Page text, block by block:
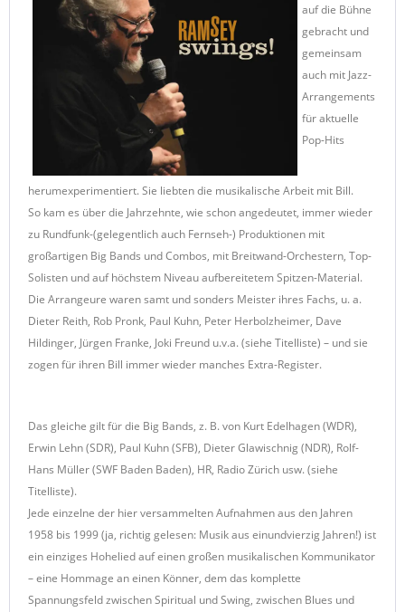
auf die Bühne
gebracht und
gemeinsam
auch mit Jazz-
Arrangements
für aktuelle
Pop-Hits
herumexperimentiert. Sie liebten die musikalische Arbeit mit Bill.
So kam es über die Jahrzehnte, wie schon angedeutet, immer wieder
zu Rundfunk-(gelegentlich auch Fernseh-) Produktionen mit
großartigen Big Bands und Combos, mit Breitwand-Orchestern, Top-
Solisten und auf höchstem Niveau aufbereitetem Spitzen-Material.
Die Arrangeure waren samt und sonders Meister ihres Fachs, u. a.
Dieter Reith, Rob Pronk, Paul Kuhn, Peter Herbolzheimer, Dave
Hildinger, Jürgen Franke, Joki Freund u.v.a. (siehe Titelliste) – und sie
zogen für ihren Bill immer wieder manches Extra-Register.
Das gleiche gilt für die Big Bands, z. B. von Kurt Edelhagen (WDR),
Erwin Lehn (SDR), Paul Kuhn (SFB), Dieter Glawischnig (NDR), Rolf-
Hans Müller (SWF Baden Baden), HR, Radio Zürich usw. (siehe
Titelliste).
Jede einzelne der hier versammelten Aufnahmen aus den Jahren
1958 bis 1999 (ja, richtig gelesen: Musik aus einundvierzig Jahren!) ist
ein einziges Hohelied auf einen großen musikalischen Kommunikator
– eine Hommage an einen Könner, dem das komplette
Spannungsfeld zwischen Spiritual und Swing, zwischen Blues und